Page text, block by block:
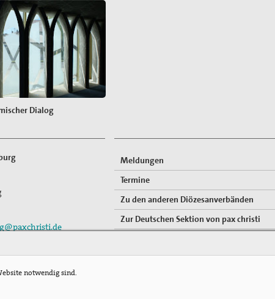
Dialog
Meldungen
Termine
Zu den anderen Diözesanverbänden
Zur Deutschen Sektion von pax christi
notwendig sind.